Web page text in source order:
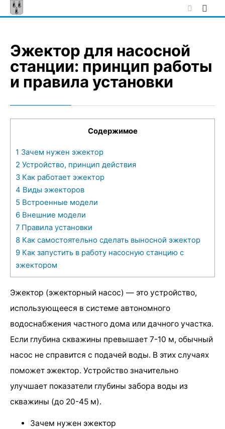
Skip
to
Эжектор для насосной
станции: принцип работы
и правила установки
Содержимое
1 Зачем нужен эжектор
2 Устройство, принцип действия
3 Как работает эжектор
4 Виды эжекторов
5 Встроенные модели
6 Внешние модели
7 Правила установки
8 Как самостоятельно сделать выносной эжектор
9 Как запустить в работу насосную станцию с
эжектором
Эжектор (эжекторный насос) — это устройство,
использующееся в системе автономного
водоснабжения частного дома или дачного участка.
Если глубина скважины превышает 7-10 м, обычный
насос не справится с подачей воды. В этих случаях
поможет эжектор. Устройство значительно
улучшает показатели глубины забора воды из
скважины (до 20-45 м).
Зачем нужен эжектор